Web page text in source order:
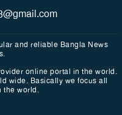
and reliable Bangla News
online portal in the world.
wide. Basically we focus all
the world.